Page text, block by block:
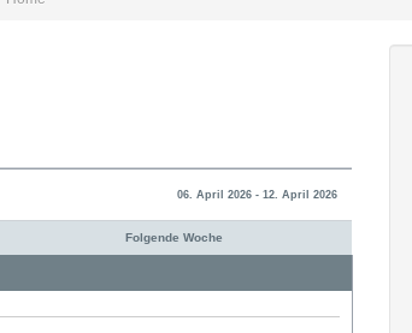
06. April 2026 - 12. April 2026
Folgende Woche